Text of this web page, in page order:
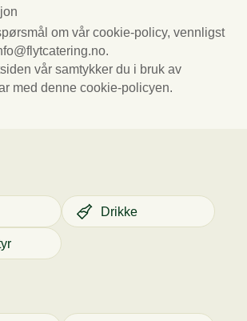
om vår cookie-policy, vennligst
vår samtykker du i bruk av
med denne cookie-policyen.
Drikke